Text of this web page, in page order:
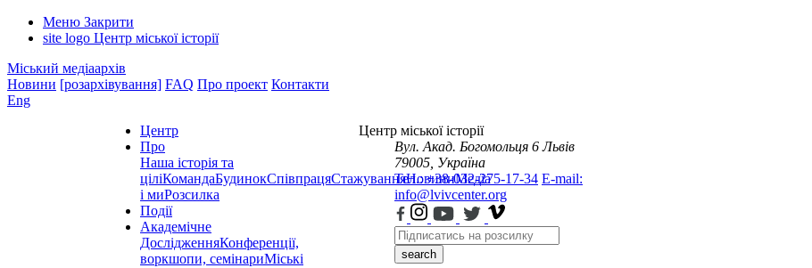
Меню Закрити
site logo Центр міської історії
Міський медіаархів
Новини [розархівування] FAQ Про проект Контакти
Eng
Центр
Про
Наша історія та
ціліКомандаБудинокСпівпрацяСтажуванняНовиниМедіа
і миРозсилка
Події
Академічне
ДослідженняКонференції,
воркшопи, семінариМіські
Центр міської історії
Вул. Акад. Богомольця 6 Львів
79005, Україна
Тел.: +38-032-275-17-34 E-mail:
info@lvivcenter.org
search